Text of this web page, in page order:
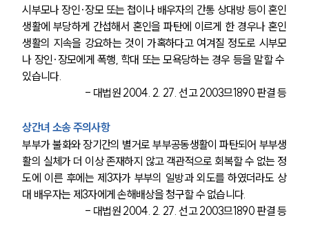
시부모나 장인·장모 또는 첩이나 배우자의 간통 상대방 등이 혼인
생활에 부당하게 간섭해서 혼인을 파탄에 이르게 한 경우나 혼인
생활의 지속을 강요하는 것이 가혹하다고 여겨질 정도로 시부모
나 장인·장모에게 폭행, 학대 또는 모욕당하는 경우 등을 말할 수
있습니다.
- 대법원 2004. 2. 27. 선고 2003므1890 판결 등
상간녀 소송 주의사항
부부가 불화와 장기간의 별거로 부부공동생활이 파탄되어 부부생
활의 실체가 더 이상 존재하지 않고 객관적으로 회복할 수 없는 정
도에 이른 후에는 제3자가 부부의 일방과 외도를 하였더라도 상
대 배우자는 제3자에게 손해배상을 청구할 수 없습니다.
- 대법원 2004. 2. 27. 선고 2003므1890 판결 등